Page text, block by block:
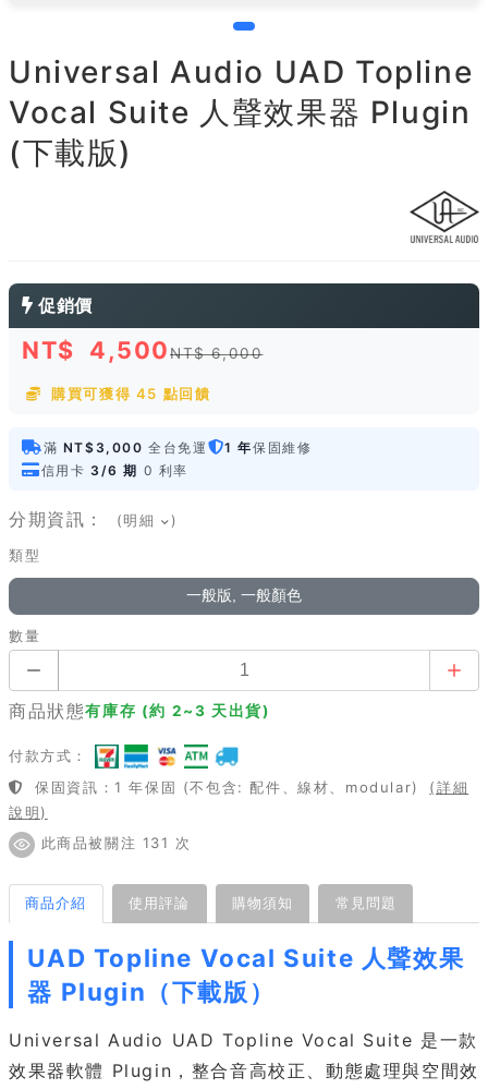
Universal Audio UAD Topline
Vocal Suite 人聲效果器 Plugin
(下載版)
促銷價
NT$ 4,500NT$ 6,000
購買可獲得 45 點回饋
滿 NT$3,000 全台免運 1 年保固維修
信用卡 3/6 期 0 利率
分期資訊： (明細 )
類型
一般版, 一般顏色
數量
商品狀態有庫存 (約 2~3 天出貨)
付款方式：
保固資訊：1 年保固 (不包含: 配件、線材、modular)
(詳細
說明)
此商品被關注 131 次
商品介紹 使用評論 購物須知 常見問題
UAD Topline Vocal Suite 人聲效果
器 Plugin（下載版）
Universal Audio UAD Topline Vocal Suite 是一款
效果器軟體 Plugin，整合音高校正、動態處理與空間效